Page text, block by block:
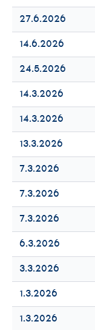
27.6.2026
14.6.2026
24.5.2026
14.3.2026
14.3.2026
13.3.2026
7.3.2026
7.3.2026
7.3.2026
6.3.2026
3.3.2026
1.3.2026
1.3.2026